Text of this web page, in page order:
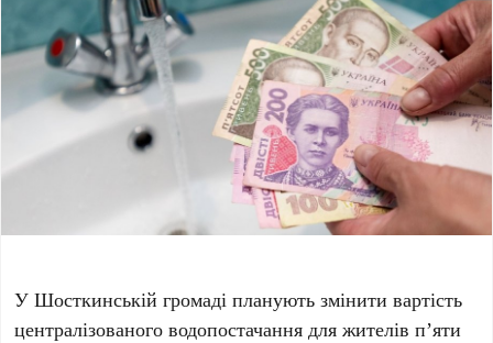
У Шосткинській громаді планують змінити вартість
централізованого водопостачання для жителів п’яти